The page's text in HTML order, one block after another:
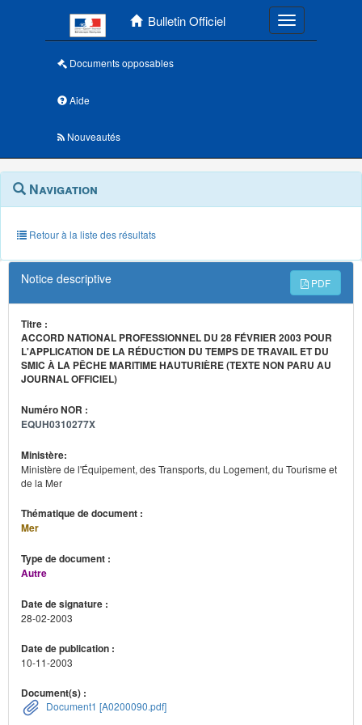
Bulletin Officiel Toggle
Documents opposables
Aide
Nouveautés
Navigation
outils
annexes
Menu
contextuel
Navigation
Retour à la liste des résultats
Notice descriptive PDF
Titre :
ACCORD NATIONAL PROFESSIONNEL DU 28 FÉVRIER 2003 POUR
L'APPLICATION DE LA RÉDUCTION DU TEMPS DE TRAVAIL ET DU
SMIC À LA PÊCHE MARITIME HAUTURIÈRE (TEXTE NON PARU AU
JOURNAL OFFICIEL)
Numéro NOR :
EQUH0310277X
Ministère:
Ministère de l'Équipement, des Transports, du Logement, du Tourisme et
de la Mer
Thématique de document :
Mer
Type de document :
Autre
Date de signature :
28-02-2003
Date de publication :
10-11-2003
Document(s) :
Document1 [A0200090.pdf]